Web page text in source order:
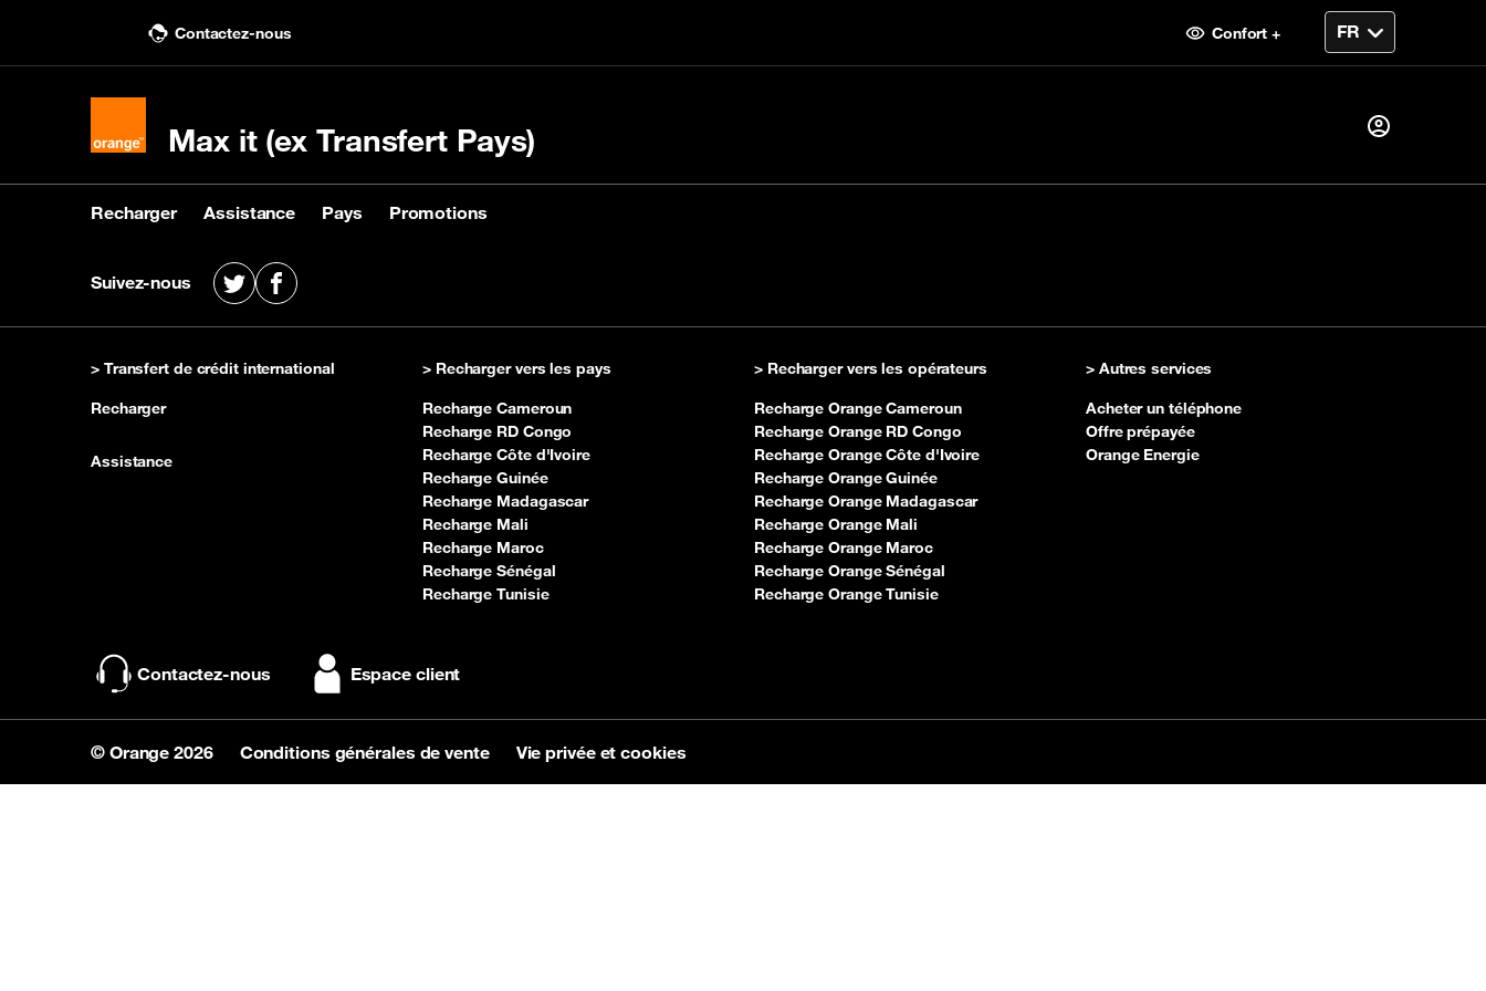
Contactez-nous Confort +
Max it (ex Transfert Pays)
Recharger
Recharger
Acheter une recharge
Recharger avec un code
Vérifier le rechargement
Assistance
Assistance
Nous contacter Voir la FAQ
Pays
Pays
Voir les pays destinataires
Promotions
Promotions
Voir les promotions
Première visite ?
Créer votre compte
Suivez-nous X Facebook
> Transfert de crédit international
Recharger
Assistance
> Recharger vers les pays
Recharge Cameroun
Recharge RD Congo
Recharge Côte d'Ivoire
Recharge Guinée
Recharge Madagascar
Recharge Mali
Recharge Maroc
Recharge Sénégal
Recharge Tunisie
> Recharger vers les opérateurs
Recharge Orange Cameroun
Recharge Orange RD Congo
Recharge Orange Côte d'Ivoire
Recharge Orange Guinée
Recharge Orange Madagascar
Recharge Orange Mali
Recharge Orange Maroc
Recharge Orange Sénégal
Recharge Orange Tunisie
> Autres services
Acheter un téléphone
Offre prépayée
Orange Energie
Contactez-nous Espace client
© Orange 2026 Conditions générales de vente Vie privée et cookies